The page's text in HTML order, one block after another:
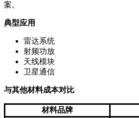
案。
典型应用
雷达系统
射频功放
天线模块
卫星通信
与其他材料成本对比
材料品牌